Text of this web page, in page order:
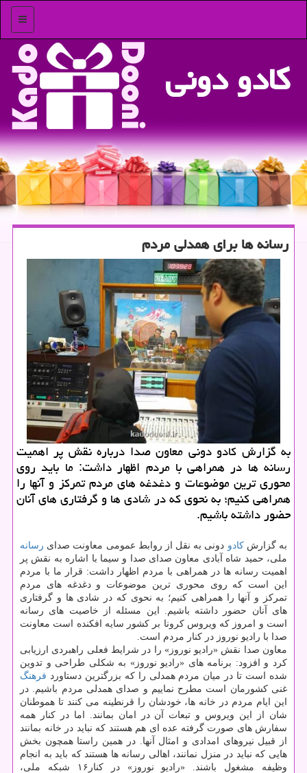
منو
كادو دونی
رسانه ها برای همدلی مردم
به گزارش كادو دونی معاون صدا درباره نقش پر اهمیت
رسانه ها در همراهی با مردم اظهار داشت: ما باید روی
محوری ترین موضوعات و دغدغه های مردم تمركز و آنها را
همراهی كنیم؛ به نحوی كه در شادی ها و گرفتاری های آنان
حضور داشته باشیم.
به گزارشكادو دونی به نقل از روابط عمومی معاونت صدای رسانه
ملی، حمید شاه آبادی معاون صدای صدا و سیما با اشاره به نقش پر
اهمیت رسانه ها در همراهی با مردم اظهار داشت: قرار ما با مردم
این است كه روی محوری ترین موضوعات و دغدغه های مردم
تمركز و آنها را همراهی كنیم؛ به نحوی كه در شادی ها و گرفتاری
های آنان حضور داشته باشیم. این مسئله از خاصیت های رسانه
است و امروز كه ویروس كرونا بر كشور سایه افكنده است معاونت
صدا با رادیو نوروز در كنار مردم است.
معاون صدا نقش «رادیو نوروز» را در شرایط فعلی راهبردی ارزیابی
كرد و افزود: برنامه های «رادیو نوروز» به شكلی طراحی و تدوین
شده است تا در میان مردم همدلی را كه بزرگترین دستاورد فرهنگ
غنی كشورمان است مطرح نماییم و صدای همدلی مردم باشیم. در
این ایام مردم در خانه ها، خودشان را قرنطینه می كنند تا هموطنان
شان از این ویروس و تبعات آن در امان بمانند. اما در كنار همه
سفارش های صورت گرفته عده ای هم هستند كه نباید در خانه بمانند
از قبیل نیروهای امدادی و امثال آنها. در همین راستا همچون بخش
هایی كه نباید در منزل نمانند، اهالی رسانه ها هستند كه باید به انجام
وظیفه مشغول باشند. «رادیو نوروز» در كنار۱۶ شبكه ملی،